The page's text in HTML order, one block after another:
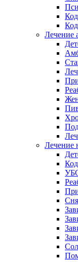
Лечение
Лечение